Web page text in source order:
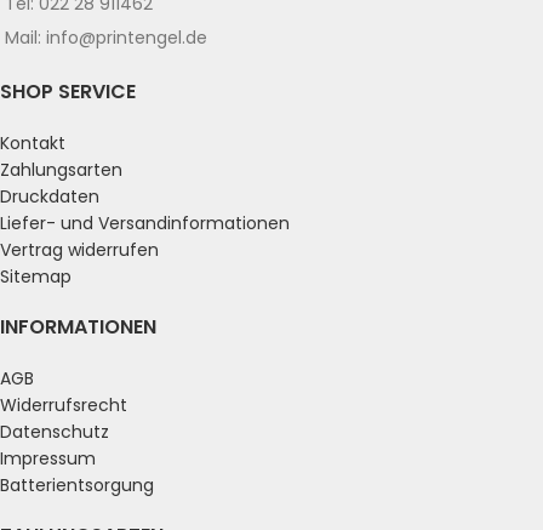
Mail: info@printengel.de
SHOP SERVICE
Kontakt
Zahlungsarten
Druckdaten
Liefer- und Versandinformationen
Vertrag widerrufen
Sitemap
INFORMATIONEN
AGB
Widerrufsrecht
Datenschutz
Impressum
Batterientsorgung